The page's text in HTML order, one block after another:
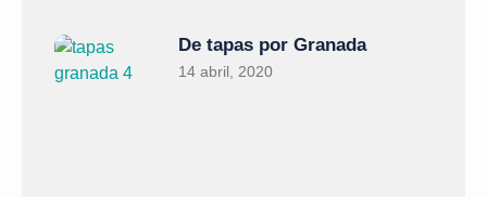
De tapas por Granada
14 abril, 2020